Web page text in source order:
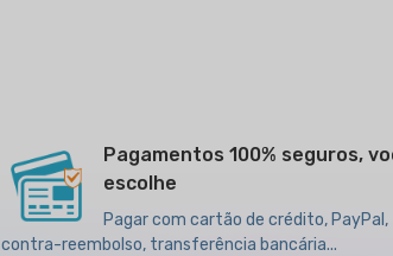
Pagamentos 100% seguros,
escolhe
Pagar com cartão de crédito, PayPal,
contra-reembolso, transferência bancária...